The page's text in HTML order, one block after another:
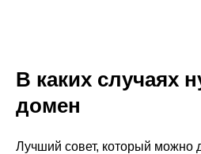
В каких случаях
домен
Лучший совет, который можно